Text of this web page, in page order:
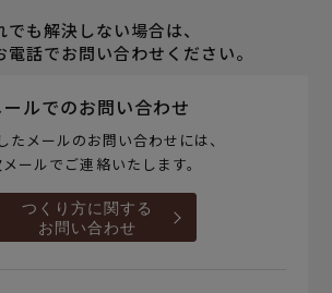
でも解決しない場合は、
電話でお問い合わせください。
ールでのお問い合わせ
たメールのお問い合わせには、
ールでご連絡いたします。
つくり方に関する
お問い合わせ